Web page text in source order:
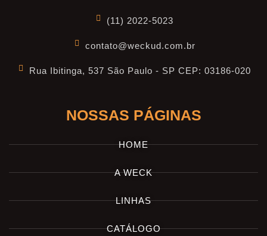
(11) 2022-5023
contato@weckud.com.br
Rua Ibitinga, 537 São Paulo - SP CEP: 03186-020
NOSSAS PÁGINAS
HOME
A WECK
LINHAS
CATÁLOGO